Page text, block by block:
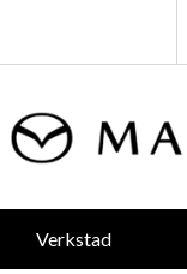
Verkstad